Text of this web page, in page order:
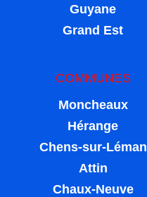
Guyane
Grand Est
COMMUNES
Moncheaux
Hérange
Chens-sur-Léman
Attin
Chaux-Neuve